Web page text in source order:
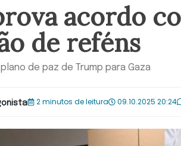
acordo
de reféns
de paz de Trump para Gaza
2 minutos de leitura 09.10.2025 20:24